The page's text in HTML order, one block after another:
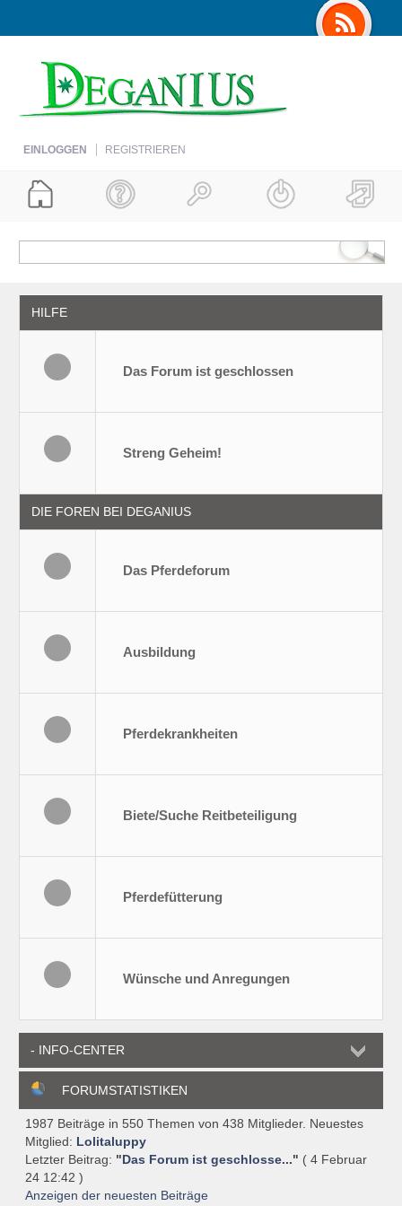
EINLOGGEN REGISTRIEREN
HILFE
Das Forum ist geschlossen
Streng Geheim!
DIE FOREN BEI DEGANIUS
Das Pferdeforum
Ausbildung
Pferdekrankheiten
Biete/Suche Reitbeteiligung
Pferdefütterung
Wünsche und Anregungen
- INFO-CENTER
FORUMSTATISTIKEN
1987 Beiträge in 550 Themen von 438 Mitglieder. Neuestes
Mitglied: Lolitaluppy
Letzter Beitrag: "Das Forum ist geschlosse..." ( 4 Februar
24 12:42 )
Anzeigen der neuesten Beiträge